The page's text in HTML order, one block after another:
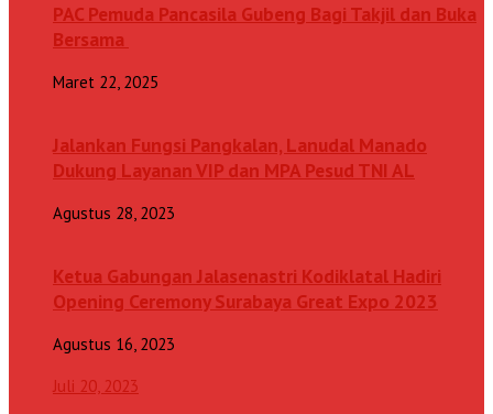
PAC Pemuda Pancasila Gubeng Bagi Takjil dan Buka
Bersama
Maret 22, 2025
Jalankan Fungsi Pangkalan, Lanudal Manado
Dukung Layanan VIP dan MPA Pesud TNI AL
Agustus 28, 2023
Ketua Gabungan Jalasenastri Kodiklatal Hadiri
Opening Ceremony Surabaya Great Expo 2023
Agustus 16, 2023
Juli 20, 2023